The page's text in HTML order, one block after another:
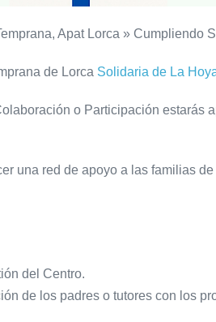
Apat Lorca » Cumpliendo
de Lorca Solidaria de La
o Participación estarás
una red de apoyo a las familias
del Centro.
de los padres o tutores con los